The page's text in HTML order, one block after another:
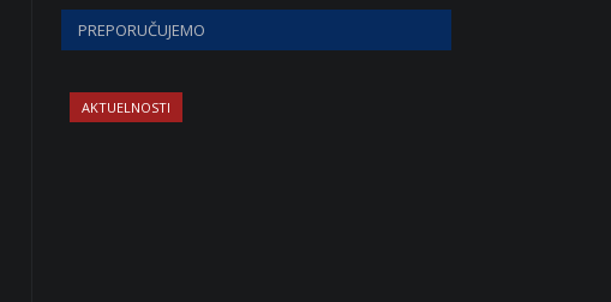
PREPORUČUJEMO
AKTUELNOSTI